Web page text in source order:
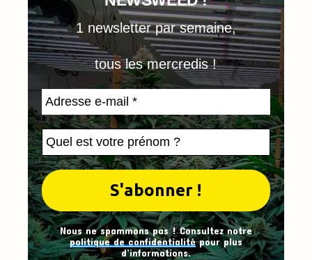
1 newsletter par semaine,
tous les mercredis !
Nous ne spammons pas ! Consultez notre
politique de confidentialitépour plus
d’informations.